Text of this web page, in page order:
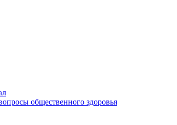
общественного здоровья